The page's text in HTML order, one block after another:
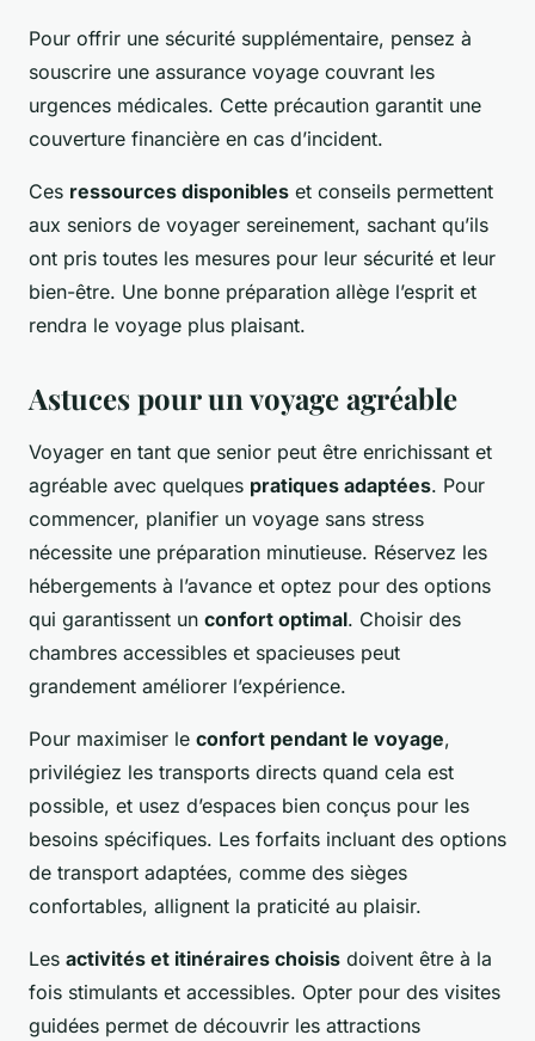
Pour offrir une sécurité supplémentaire, pensez à
souscrire une assurance voyage couvrant les
urgences médicales. Cette précaution garantit une
couverture financière en cas d’incident.
Ces ressources disponibles et conseils permettent
aux seniors de voyager sereinement, sachant qu’ils
ont pris toutes les mesures pour leur sécurité et leur
bien-être. Une bonne préparation allège l’esprit et
rendra le voyage plus plaisant.
Astuces pour un voyage agréable
Voyager en tant que senior peut être enrichissant et
agréable avec quelques pratiques adaptées. Pour
commencer, planifier un voyage sans stress
nécessite une préparation minutieuse. Réservez les
hébergements à l’avance et optez pour des options
qui garantissent un confort optimal. Choisir des
chambres accessibles et spacieuses peut
grandement améliorer l’expérience.
Pour maximiser le confort pendant le voyage,
privilégiez les transports directs quand cela est
possible, et usez d’espaces bien conçus pour les
besoins spécifiques. Les forfaits incluant des options
de transport adaptées, comme des sièges
confortables, allignent la praticité au plaisir.
Les activités et itinéraires choisis doivent être à la
fois stimulants et accessibles. Opter pour des visites
guidées permet de découvrir les attractions